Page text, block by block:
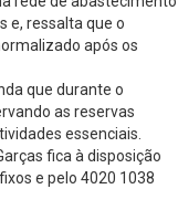
e, ressalta que o
após os
que durante o
as reservas
essenciais.
fica à disposição
e pelo 4020 1038